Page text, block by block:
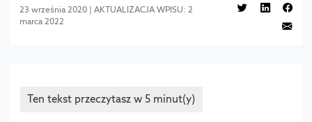
23 września 2020 | AKTUALIZACJA WPISU: 2
marca 2022